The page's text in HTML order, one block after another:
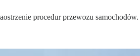
procedur przewozu